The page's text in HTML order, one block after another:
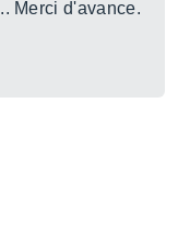
Merci d'avance.